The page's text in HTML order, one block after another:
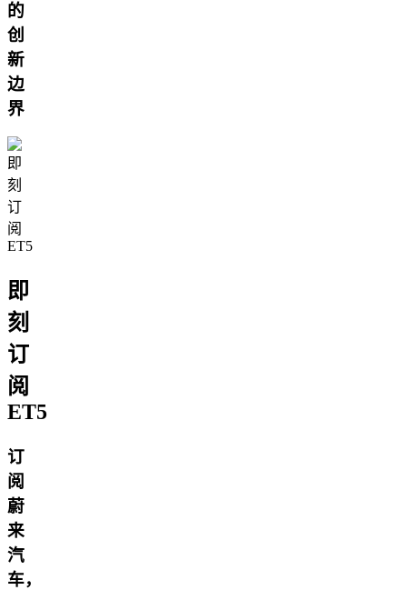
的
创
新
边
界
即
刻
订
阅
ET5
订
阅
蔚
来
汽
车，